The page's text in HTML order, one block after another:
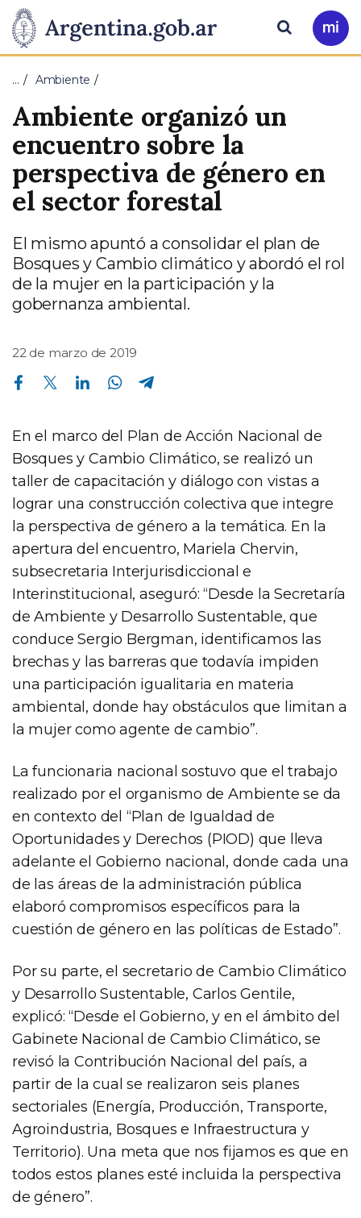
Presidencia
de
Nación
Pasar al contenido principal
Ir
a
Buscar
… Ambiente
Ambiente organizó un
encuentro sobre la
perspectiva de género en
el sector forestal
El mismo apuntó a consolidar el plan de
Bosques y Cambio climático y abordó el rol
de la mujer en la participación y la
gobernanza ambiental.
22 de marzo de 2019
Compartir en Facebook Compartir en Twitter Compartir en Linkedin Compartir en Whatsapp
En el marco del Plan de Acción Nacional de
Bosques y Cambio Climático, se realizó un
taller de capacitación y diálogo con vistas a
lograr una construcción colectiva que integre
la perspectiva de género a la temática. En la
apertura del encuentro, Mariela Chervin,
subsecretaria Interjurisdiccional e
Interinstitucional, aseguró: “Desde la Secretaría
de Ambiente y Desarrollo Sustentable, que
conduce Sergio Bergman, identificamos las
brechas y las barreras que todavía impiden
una participación igualitaria en materia
ambiental, donde hay obstáculos que limitan a
la mujer como agente de cambio”.
La funcionaria nacional sostuvo que el trabajo
realizado por el organismo de Ambiente se da
en contexto del “Plan de Igualdad de
Oportunidades y Derechos (PIOD) que lleva
adelante el Gobierno nacional, donde cada una
de las áreas de la administración pública
elaboró compromisos específicos para la
cuestión de género en las políticas de Estado”.
Por su parte, el secretario de Cambio Climático
y Desarrollo Sustentable, Carlos Gentile,
explicó: “Desde el Gobierno, y en el ámbito del
Gabinete Nacional de Cambio Climático, se
revisó la Contribución Nacional del país, a
partir de la cual se realizaron seis planes
sectoriales (Energía, Producción, Transporte,
Agroindustria, Bosques e Infraestructura y
Territorio). Una meta que nos fijamos es que en
todos estos planes esté incluida la perspectiva
de género”.